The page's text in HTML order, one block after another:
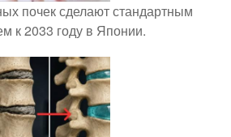
почек сделают стандартным
к 2033 году в Японии.